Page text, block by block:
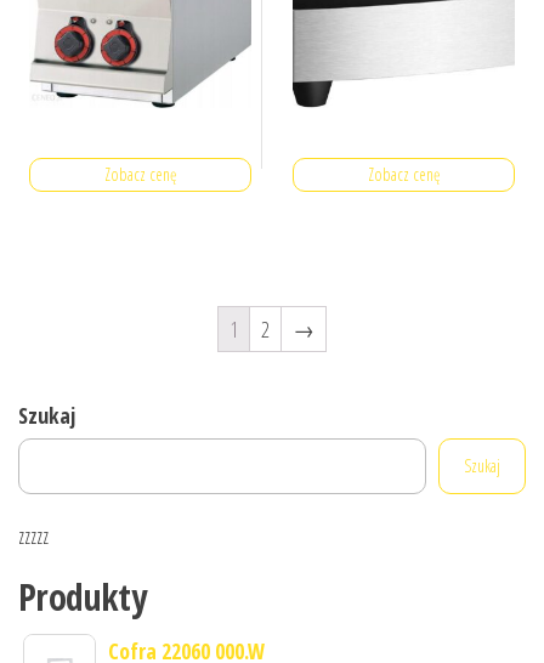
Zobacz cenę Zobacz cenę
1 2 →
Szukaj
Szukaj
zzzzz
Produkty
Cofra 22060 000.W